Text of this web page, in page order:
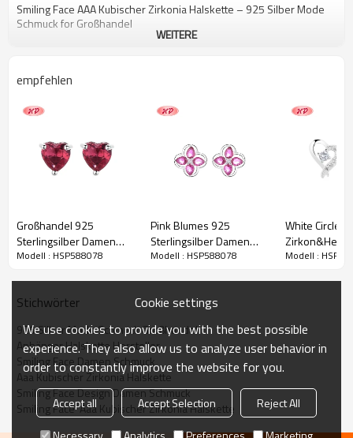
Smiling Face AAA Kubischer Zirkonia Halskette – 925 Silber Mode
Schmuck for Großhandel
WEITERE
empfehlen
Großhandel 925
Sterlingsilber Damen
Ohrstecker Zirkon Red
Modell : HSP588078
Pink Blumes 925
Sterlingsilber Damen
Ohrstecker Kubischer
Modell : HSP588078
White Circle
Zirkon&Herz
Sterlingsilber
Modell :
Stichwörter
925 Silber Mode Schmuck Großhandel
Anhänger Halskette Hersteller
Smiling Face Damen Schmuck
Aaa Kubischer Zirkonia Halskette
Smiling Face Design Damen Schmuck
Smiling Face  Aaa Kubischer Zirkonia Halskette
Cookie settings
We use cookies to provide you with the best possible
experience. They also allow us to analyze user behavior in
order to constantly improve the website for you.
Accept all Accept Selection
Reject All